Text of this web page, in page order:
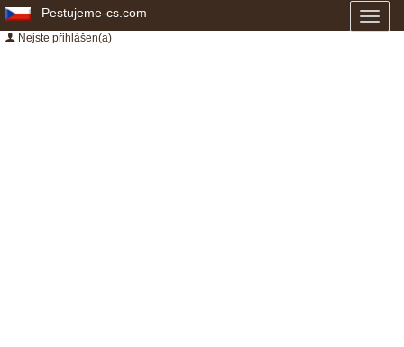
Pestujeme-cs.com
Nejste přihlášen(a)